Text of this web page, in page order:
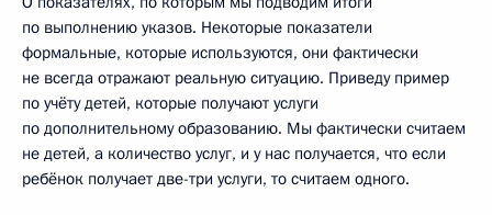
по выполнению указов. Некоторые показатели
формальные, которые используются, они фактически
не всегда отражают реальную ситуацию. Приведу пример
по учёту детей, которые получают услуги
по дополнительному образованию. Мы фактически считаем
не детей, а количество услуг, и у нас получается, что если
ребёнок получает две-три услуги, то считаем одного.